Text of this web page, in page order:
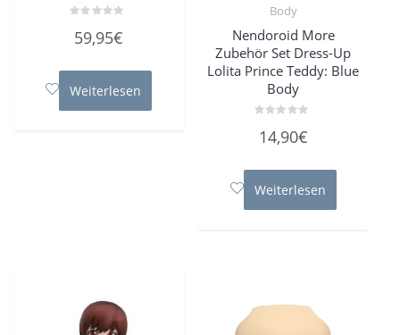
mit
5
59,95€
Weiterlesen
Body
Nendoroid More
Zubehör Set Dress-Up
Lolita Prince Teddy: Blue
Body
mit
5
14,90€
Weiterlesen